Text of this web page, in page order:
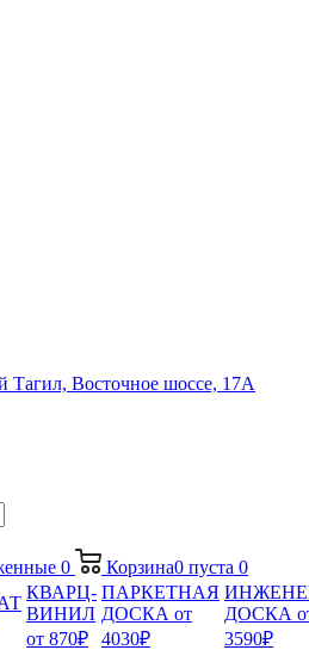
Восточное шоссе, 17А
0 Корзина0 пуста 0
КВАРЦ-
ВИНИЛ
от 870₽
ПАРКЕТНАЯ
ДОСКА от
4030₽
ДОСКА
3590₽